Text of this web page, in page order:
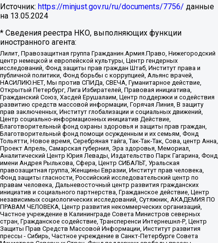
Источник: https://minjust.gov.ru/ru/documents/7756/ данные
на 13.05.2024
* Сведения реестра НКО, выполняющих функции
иностранного агента:
Лилит, Правозащитная группа Гражданин.Армия.Право, Нижегородский
центр немецкой и европейской культуры, Центр гендерных
исследований, Фонд защиты прав граждан Штаб, Институт права и
публичной политики, Фонд борьбы с коррупцией, Альянс врачей,
НАСИЛИЮ.НЕТ, Мы против СПИДа, СВЕЧА, Гуманитарное действие,
Открытый Петербург, Лига Избирателей, Правовая инициатива,
Гражданский Союз, Хасдей Ерушалаим, Центр поддержки и содействия
развитию средств массовой информации, Горячая Линия, В защиту
прав заключенных, Институт глобализации и социальных движений,
Центр социально-информационных инициатив Действие,
Благотворительный фонд охраны здоровья и защиты прав граждан,
Благотворительный фонд помощи осужденным и их семьям, Фонд
Тольятти, Новое время, Серебряная тайга, Так-Так-Так, Сова, центр Анна,
Проект Апрель, Самарская губерния, Эра здоровья, Мемориал,
Аналитический Центр Юрия Левады, Издательство Парк Гагарина, Фонд
имени Андрея Рылькова, Сфера, Центр СИБАЛЬТ, Уральская
правозащитная группа, Женщины Евразии, Институт прав человека,
Фонд защиты гласности, Российский исследовательский центр по
правам человека, Дальневосточный центр развития гражданских
инициатив и социального партнерства, Гражданское действие, Центр
независимых социологических исследований, Сутяжник, АКАДЕМИЯ ПО
ПРАВАМ ЧЕЛОВЕКА, Центр развития некоммерческих организаций,
Частное учреждение в Калининграде Совета Министров северных
стран, Гражданское содействие, Трансперенси Интернешнл-Р, Центр
Защиты Прав Средств Массовой Информации, Институт развития
прессы - Сибирь, Частное учреждение в Санкт-Петербурге Совета